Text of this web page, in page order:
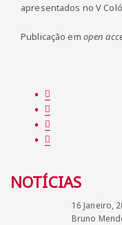
apresentados no V
Publicação em open
NOTÍCIAS
16 Janeiro,
Bruno